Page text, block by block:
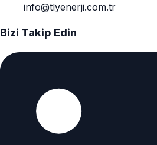
info@tlyenerji.com.tr
Bizi Takip Edin